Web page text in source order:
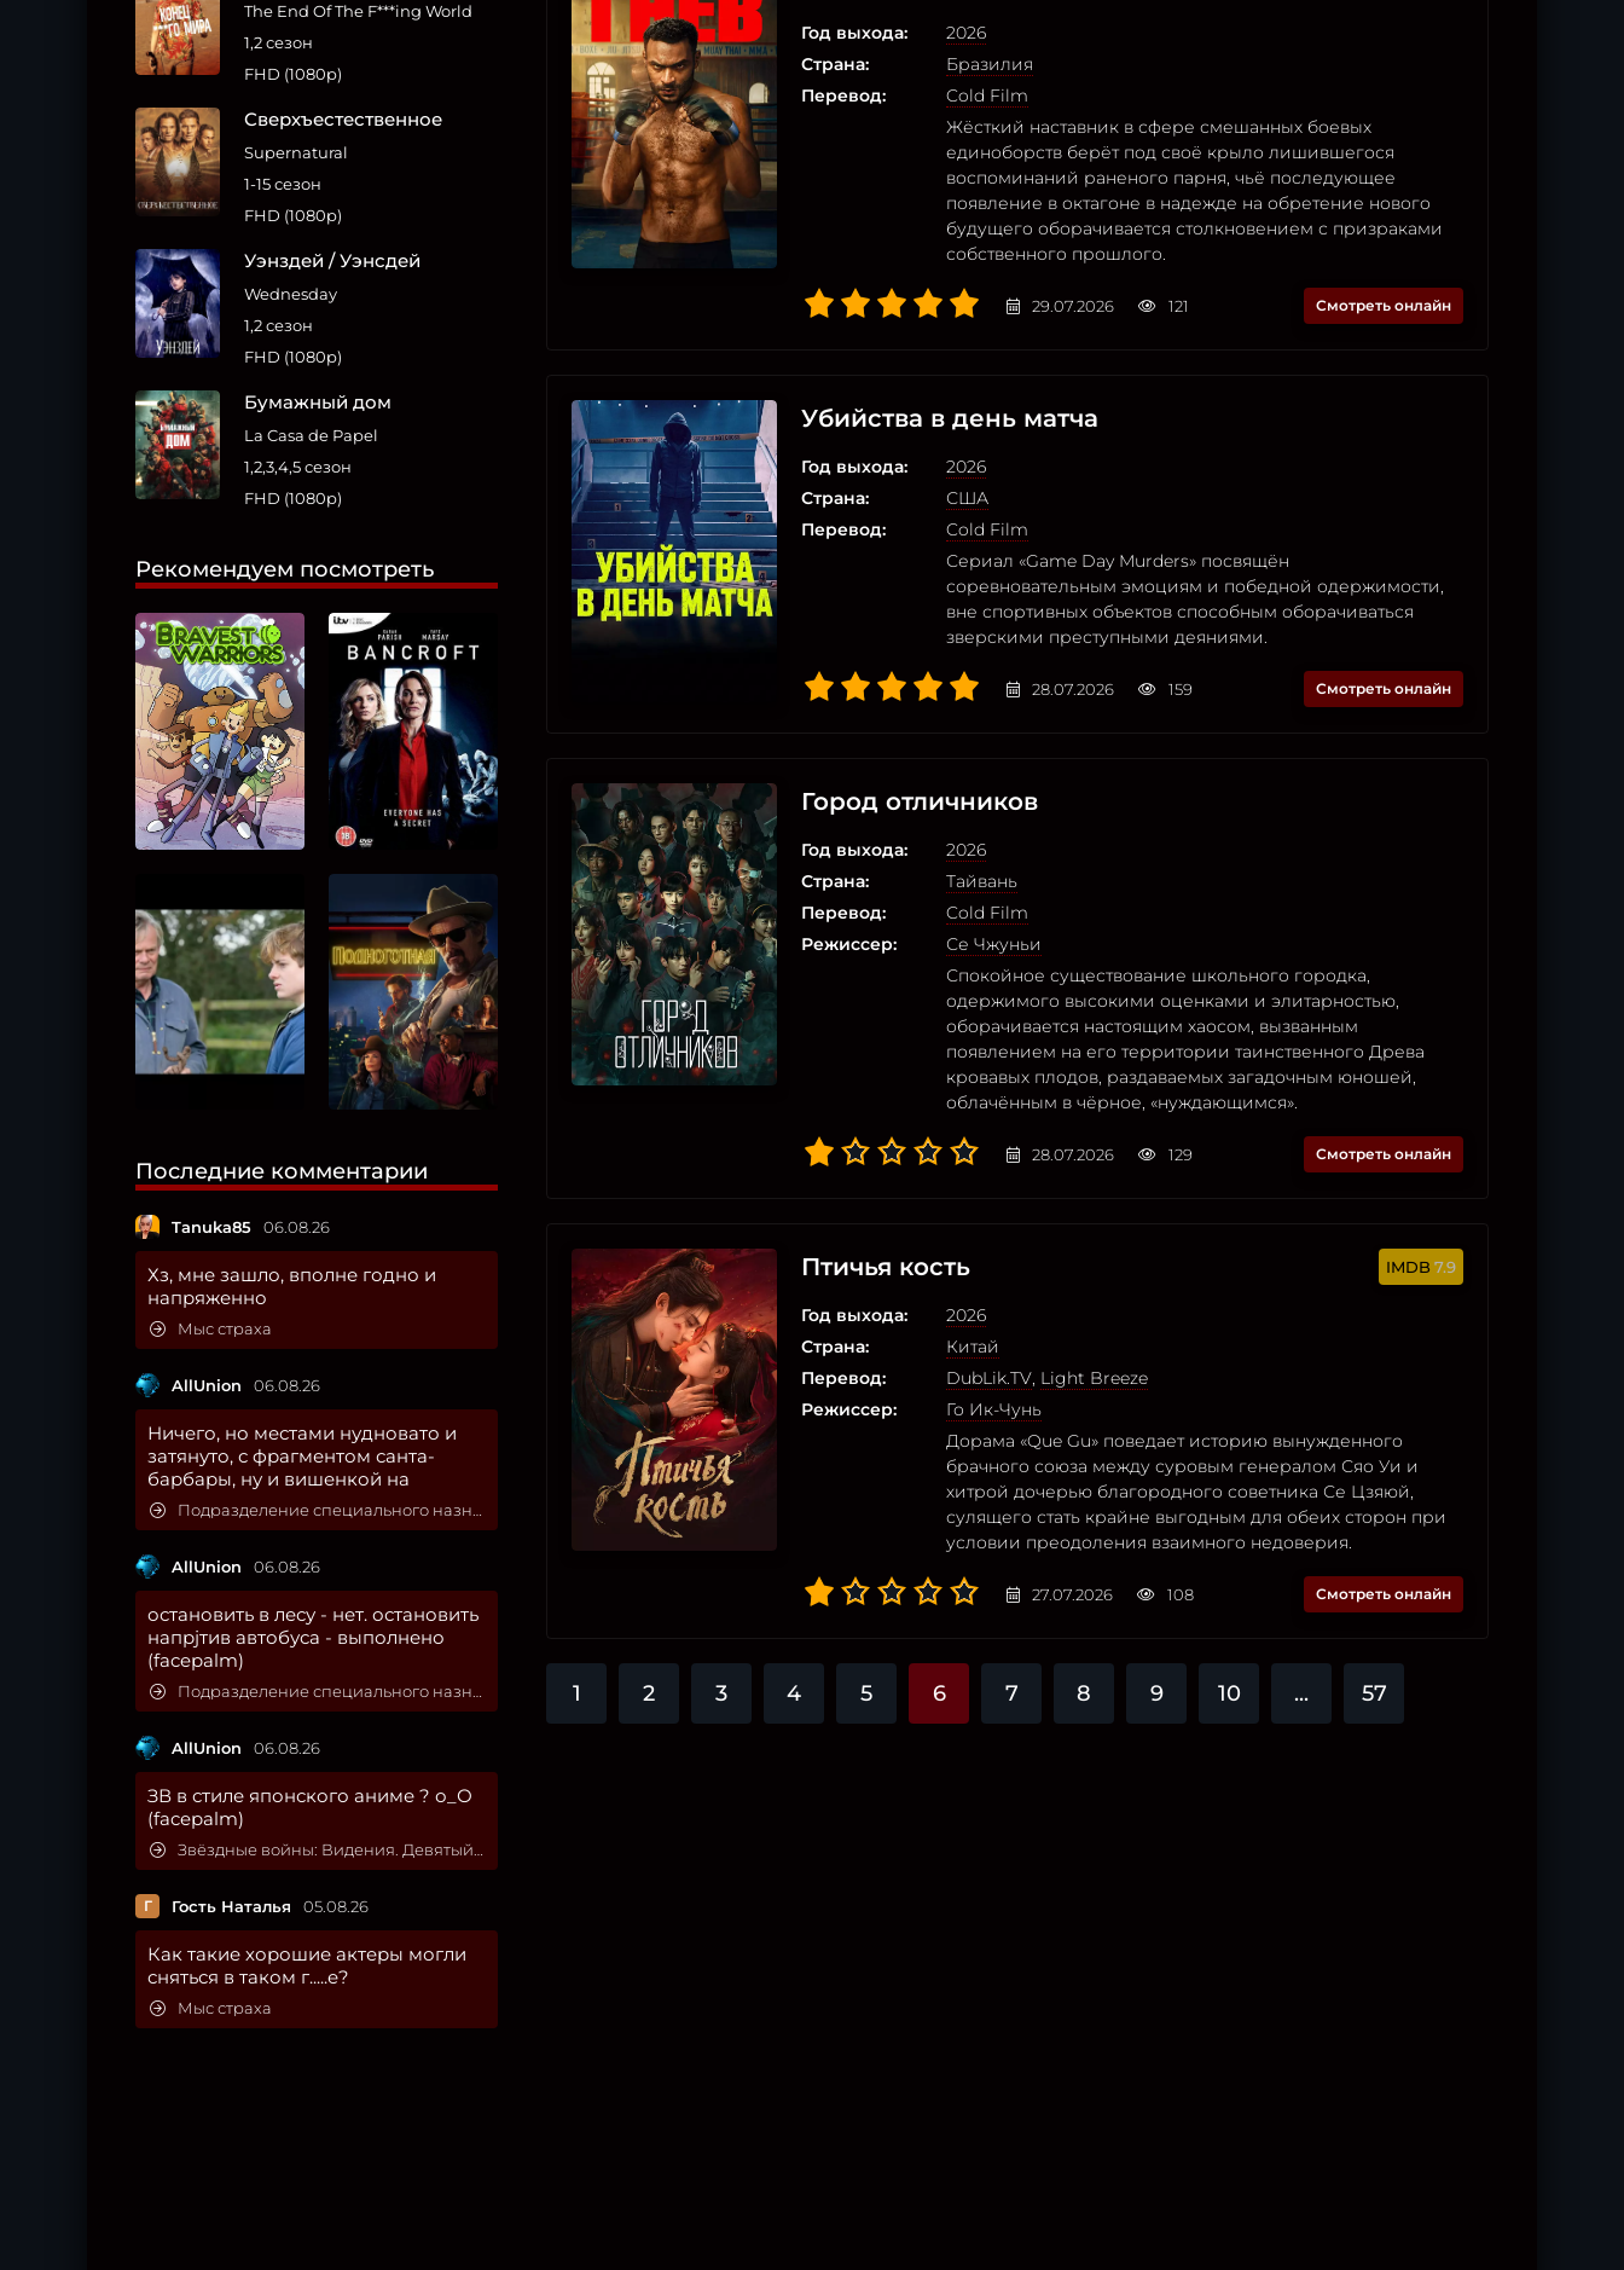
The End Of The F***ing World
1,2 сезон
FHD (1080p)
Сверхъестественное
Supernatural
1-15 сезон
FHD (1080p)
Уэнздей / Уэнсдей
Wednesday
1,2 сезон
FHD (1080p)
Бумажный дом
La Casa de Papel
1,2,3,4,5 сезон
FHD (1080p)
Рекомендуем посмотреть
Последние комментарии
Tanuka85 06.08.26
Хз, мне зашло, вполне годно и
напряженно
Мыс страха
AllUnion 06.08.26
Ничего, но местами нудновато и
затянуто, с фрагментом санта-
барбары, ну и вишенкой на
Подразделение специального назначения
AllUnion 06.08.26
остановить в лесу - нет. остановить
напрjтив автобуса - выполнено
(facepalm)
Подразделение специального назначения
AllUnion 06.08.26
ЗВ в стиле японского аниме ? о_О
(facepalm)
Звёздные войны: Видения. Девятый джедай
Г Гость Наталья 05.08.26
Как такие хорошие актеры могли
сняться в таком г.....е?
Мыс страха
Год выхода:
2026
Страна:
Бразилия
Перевод:
Cold Film
Жёсткий наставник в сфере смешанных боевых
единоборств берёт под своё крыло лишившегося
воспоминаний раненого парня, чьё последующее
появление в октагоне в надежде на обретение нового
будущего оборачивается столкновением с призраками
собственного прошлого.
29.07.2026 121 Смотреть онлайн
Убийства в день матча
Год выхода:
2026
Страна:
США
Перевод:
Cold Film
Сериал «Game Day Murders» посвящён
соревновательным эмоциям и победной одержимости,
вне спортивных объектов способным оборачиваться
зверскими преступными деяниями.
28.07.2026 159 Смотреть онлайн
Город отличников
Год выхода:
2026
Страна:
Тайвань
Перевод:
Cold Film
Режиссер:
Се Чжуньи
Спокойное существование школьного городка,
одержимого высокими оценками и элитарностью,
оборачивается настоящим хаосом, вызванным
появлением на его территории таинственного Древа
кровавых плодов, раздаваемых загадочным юношей,
облачённым в чёрное, «нуждающимся».
28.07.2026 129 Смотреть онлайн
Птичья кость 7.9
Год выхода:
2026
Страна:
Китай
Перевод:
DubLik.TV, Light Breeze
Режиссер:
Го Ик-Чунь
Дорама «Que Gu» поведает историю вынужденного
брачного союза между суровым генералом Сяо Уи и
хитрой дочерью благородного советника Се Цзяюй,
сулящего стать крайне выгодным для обеих сторон при
условии преодоления взаимного недоверия.
27.07.2026 108 Смотреть онлайн
1 2 3 4 5 6 7 8 9 10 ... 57